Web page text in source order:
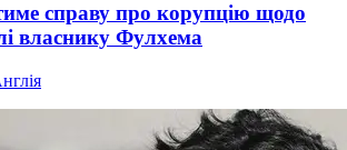
справу про корупцію щодо
власнику Фулхема